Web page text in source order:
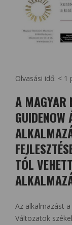
Olvasási idő: < 1
A MAGYAR
GUIDENOW
TÓL
Az alkalmazást
Változatok